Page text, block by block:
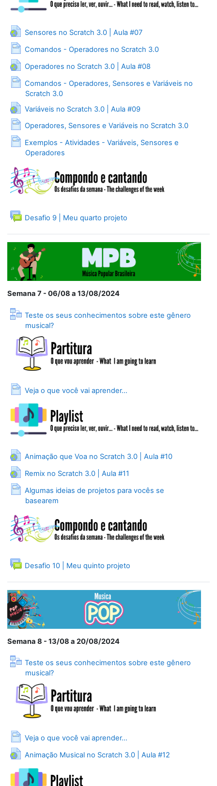
Sensores no Scratch 3.0 | Aula #07
URL
Comandos - Operadores no Scratch 3.0
Página
Operadores no Scratch 3.0 | Aula #08
URL
Comandos - Operadores, Sensores e Variáveis no
Scratch 3.0
Página
Variáveis no Scratch 3.0 | Aula #09
URL
Operadores, Sensores e Variáveis no Scratch 3.0
Página
Exemplos - Atividades - Variáveis, Sensores e
Operadores
Página
Desafio 9 | Meu quarto projeto
Fórum
Semana 7 - 06/08 a 13/08/2024
Teste os seus conhecimentos sobre este gênero
musical?
Lição
Veja o que você vai aprender...
Página
Animação que Voa no Scratch 3.0 | Aula #10
URL
Remix no Scratch 3.0 | Aula #11
URL
Algumas ideias de projetos para vocês se
basearem
Página
Desafio 10 | Meu quinto projeto
Fórum
Semana 8 - 13/08 a 20/08/2024
Teste os seus conhecimentos sobre este gênero
musical?
Lição
Veja o que você vai aprender...
Página
Animação Musical no Scratch 3.0 | Aula #12
URL